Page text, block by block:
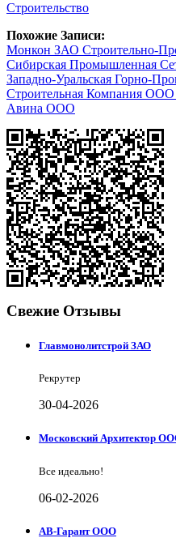
Строительство
Похожие Записи:
Монкон ЗАО Строительно-
Сибирская Промышленная
Западно-Уральская Горно-
Строительная Компания
Авина ООО
Свежие Отзывы
Главмонолитстрой ЗАО
Рекрутер
30-04-2026
Московский Архитектор
Все идеально!
06-02-2026
АВ-Гарант ООО